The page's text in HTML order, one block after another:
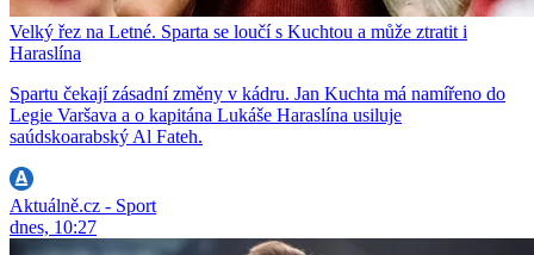
Velký řez na Letné. Sparta se loučí s Kuchtou a může ztratit i
Haraslína
Spartu čekají zásadní změny v kádru. Jan Kuchta má namířeno do
Legie Varšava a o kapitána Lukáše Haraslína usiluje
saúdskoarabský Al Fateh.
Aktuálně.cz - Sport
dnes, 10:27